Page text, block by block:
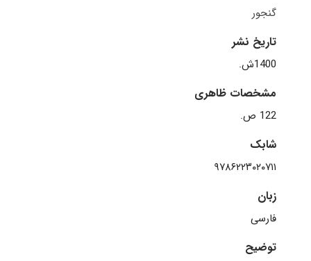
گنجور
تاریخ نشر
1400ش.
مشخصات ظاهری
122 ص.
شابک
۹۷۸۶۲۲۳۰۲۰۷۱۱
زبان
فارسی
توضیح